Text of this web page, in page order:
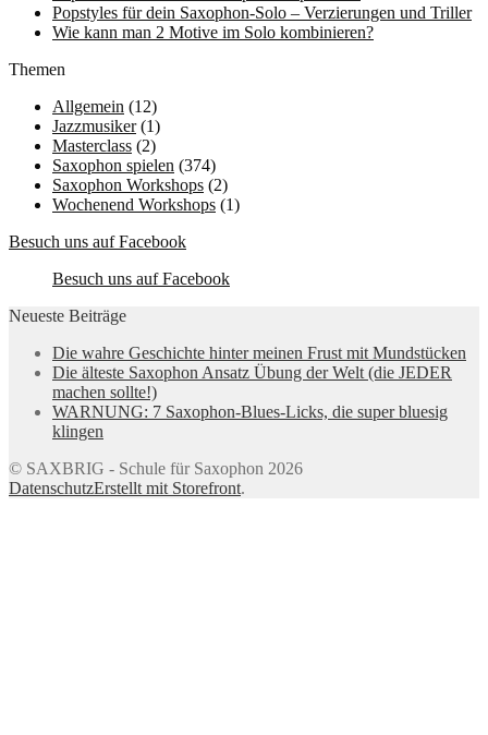
Popstyles für dein Saxophon-Solo – Verzierungen und Triller
Wie kann man 2 Motive im Solo kombinieren?
Themen
Allgemein (12)
Jazzmusiker(1)
Masterclass (2)
Saxophon spielen (374)
Saxophon Workshops (2)
Wochenend Workshops (1)
Besuch uns auf Facebook
Besuch uns auf Facebook
Neueste Beiträge
Die wahre Geschichte hinter meinen Frust mit Mundstücken
Die älteste Saxophon Ansatz Übung der Welt (die JEDER
machen sollte!)
WARNUNG: 7 Saxophon-Blues-Licks, die super bluesig
klingen
© SAXBRIG - Schule für Saxophon 2026
DatenschutzErstellt mit Storefront.